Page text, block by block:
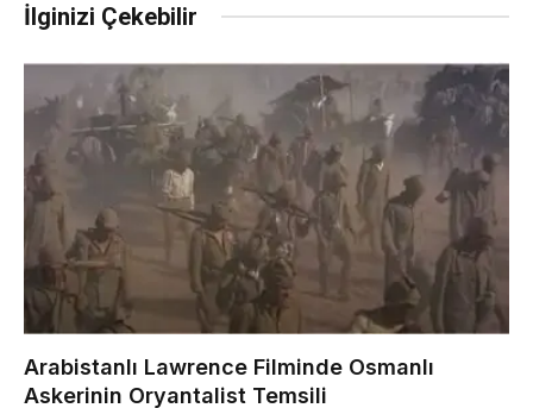
İlginizi Çekebilir
Arabistanlı Lawrence Filminde Osmanlı
Askerinin Oryantalist Temsili